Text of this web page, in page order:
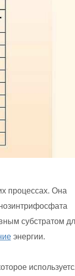
процессах. Она
субстратом
энергии.